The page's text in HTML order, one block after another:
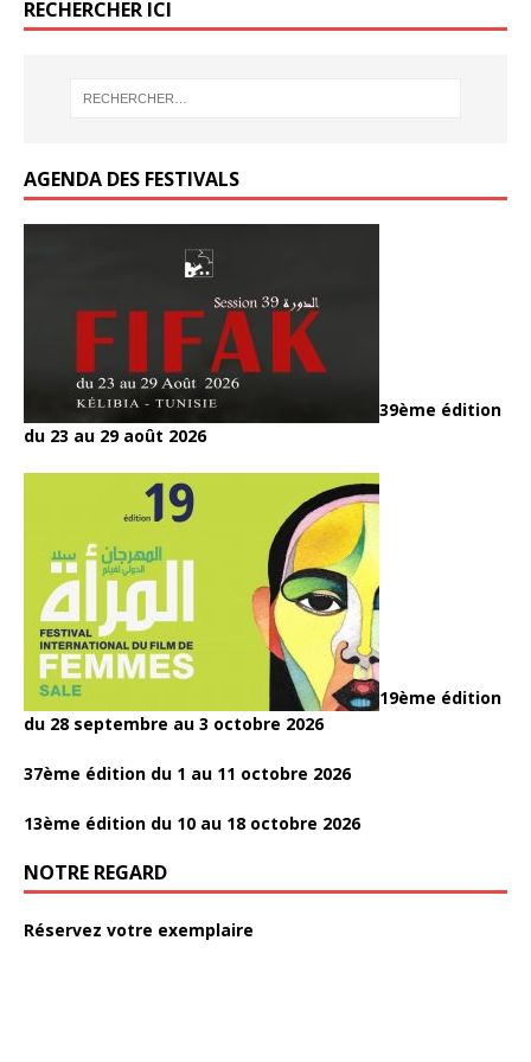
o
RECHERCHER ICI
AGENDA DES FESTIVALS
39ème édition
du 23 au 29 août 2026
19ème édition
du 28 septembre au 3 octobre 2026
37ème édition du 1 au 11 octobre 2026
13ème édition du 10 au 18 octobre 2026
NOTRE REGARD
Réservez votre exemplaire